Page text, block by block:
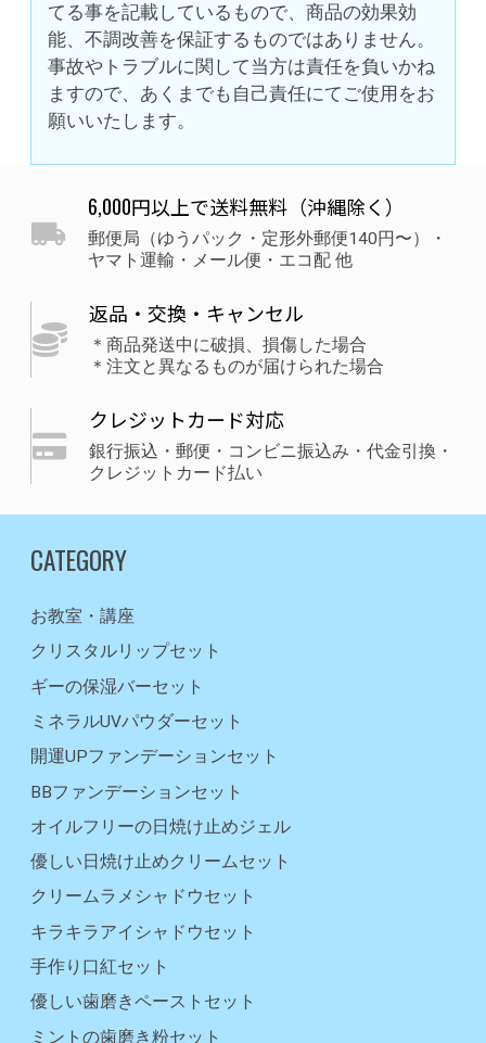
てる事を記載しているもので、商品の効果効
能、不調改善を保証するものではありません。
事故やトラブルに関して当方は責任を負いかね
ますので、あくまでも自己責任にてご使用をお
願いいたします。
6,000円以上で送料無料（沖縄除く）
郵便局（ゆうパック・定形外郵便140円〜）・
ヤマト運輸・メール便・エコ配 他
返品・交換・キャンセル
＊商品発送中に破損、損傷した場合
＊注文と異なるものが届けられた場合
クレジットカード対応
銀行振込・郵便・コンビニ振込み・代金引換・
クレジットカード払い
CATEGORY
お教室・講座
クリスタルリップセット
ギーの保湿バーセット
ミネラルUVパウダーセット
開運UPファンデーションセット
BBファンデーションセット
オイルフリーの日焼け止めジェル
優しい日焼け止めクリームセット
クリームラメシャドウセット
キラキラアイシャドウセット
手作り口紅セット
優しい歯磨きペーストセット
ミントの歯磨き粉セット